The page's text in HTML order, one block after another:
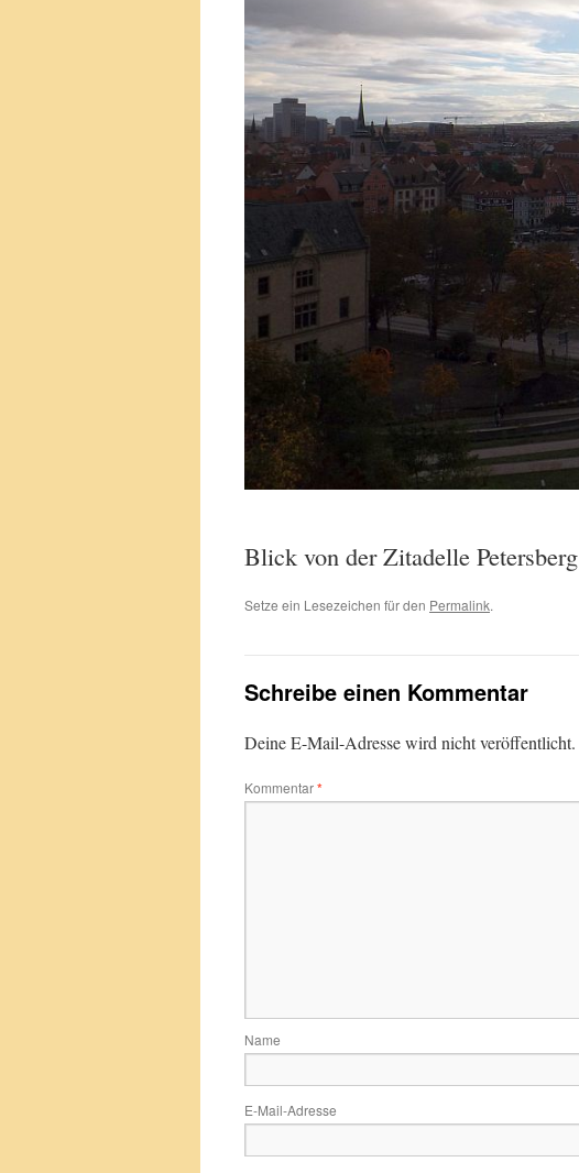
Blick von der Zitadelle Petersberg
Setze ein Lesezeichen für den Permalink.
Schreibe einen Kommentar
Deine E-Mail-Adresse wird nicht veröffentlicht.
Kommentar*
Name
E-Mail-Adresse